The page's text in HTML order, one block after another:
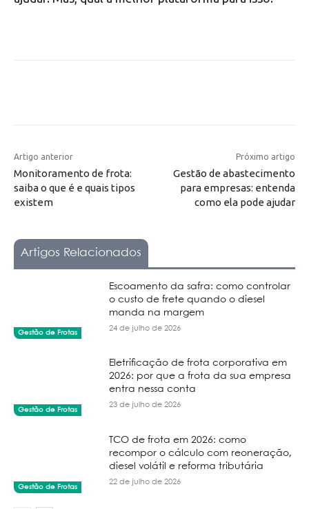
Artigo anterior
Monitoramento de frota:
saiba o que é e quais tipos
existem
Próximo artigo
Gestão de abastecimento
para empresas: entenda
como ela pode ajudar
Artigos Relacionados
Gestão de Frotas
Escoamento da safra: como controlar
o custo de frete quando o diesel
manda na margem
24 de julho de 2026
Gestão de Frotas
Eletrificação de frota corporativa em
2026: por que a frota da sua empresa
entra nessa conta
23 de julho de 2026
Gestão de Frotas
TCO de frota em 2026: como
recompor o cálculo com reoneração,
diesel volátil e reforma tributária
22 de julho de 2026